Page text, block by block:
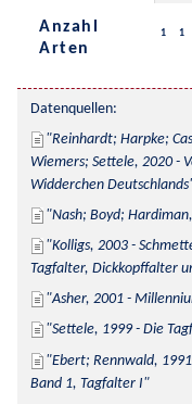
Anzahl
Arten
1 1
Datenquellen:
Reinhardt; Harpke;
Wiemers; Settele, 2020 -
Widderchen Deutschlands
Nash; Boyd;
Kolligs, 2003 -
Tagfalter, Dickkopffalter
Asher, 2001 -
Settele, 1999 - Die
Ebert; Rennwald,
Band 1, Tagfalter I